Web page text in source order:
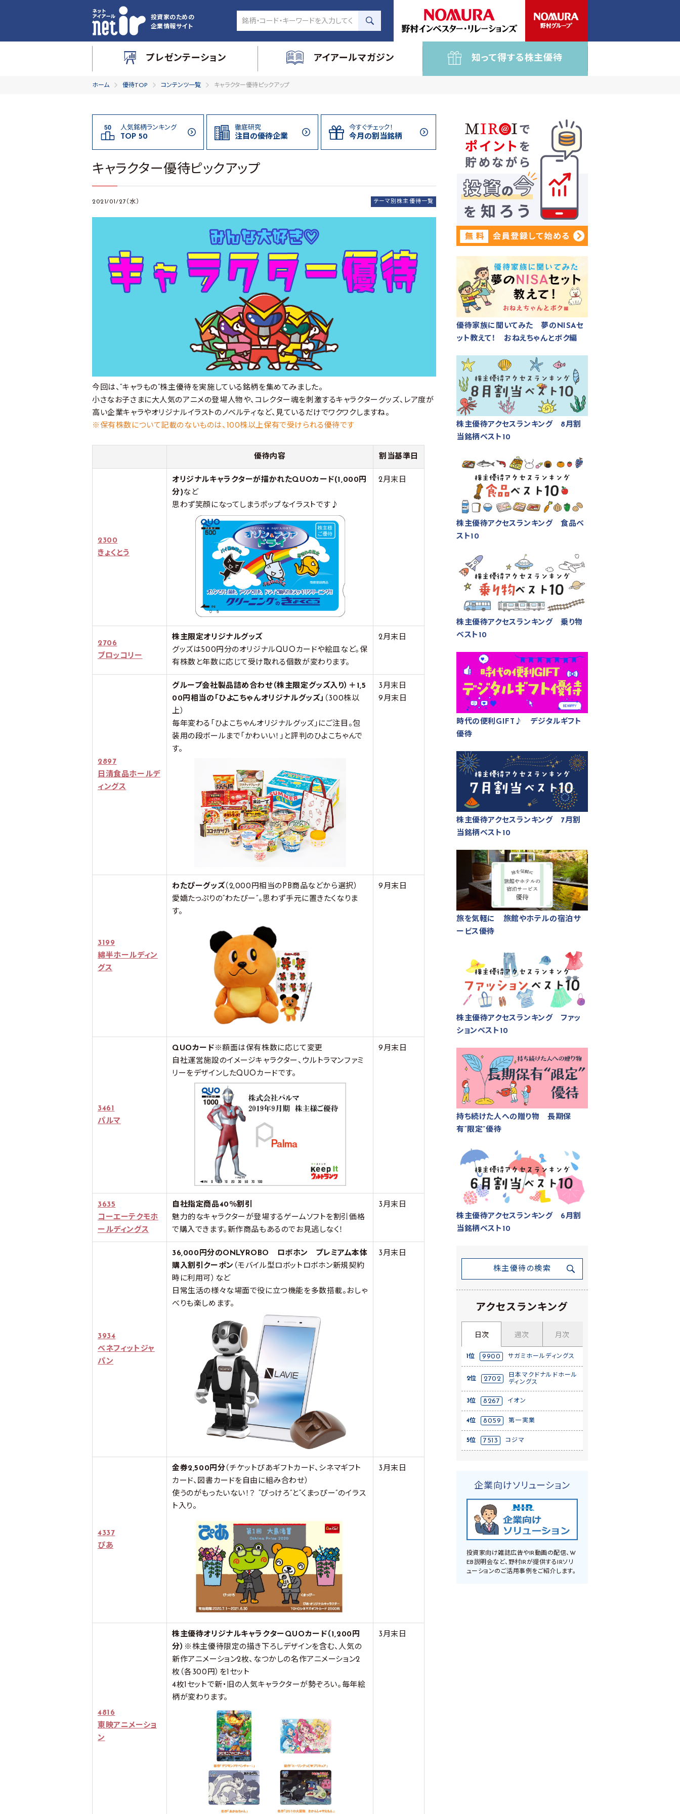
投資家のための
企業情報サイト
プレゼンテーション アイアールマガジン 知って得する株主優待
ホーム 優待TOP コンテンツ一覧 キャラクター優待ピックアップ
人気銘柄ランキング
TOP 50
徹底研究
注目の優待企業
今すぐチェック！
今月の割当銘柄
キャラクター優待ピックアップ
2021/01/27（水） テーマ別株主優待一覧
今回は、“キャラもの”株主優待を実施している銘柄を集めてみました。
小さなお子さまに大人気のアニメの登場人物や、コレクター魂を刺激するキャラクターグッズ、レア度が
高い企業キャラやオリジナルイラストのノベルティなど、見ているだけでワクワクしますね。
※保有株数について記載のないものは、100株以上保有で受けられる優待です
優待内容 割当基準日
2300
きょくとう
オリジナルキャラクターが描かれたQUOカード(1,000円
分) など
思わず笑顔になってしまうポップなイラストです♪
2月末日
2706
ブロッコリー
株主限定オリジナルグッズ
グッズは500円分のオリジナルQUOカードや絵皿など。保
有株数と年数に応じて受け取れる個数が変わります。
2月末日
2897
日清食品ホールデ
ィングス
グループ会社製品詰め合わせ（株主限定グッズ入り）＋1,5
00円相当の「ひよこちゃんオリジナルグッズ」 （300株以
上）
毎年変わる「ひよこちゃんオリジナルグッズ」にご注目。包
装用の段ボールまで「かわいい！」と評判のひよこちゃんで
す。
3月末日
9月末日
3199
綿半ホールディン
グス
わたぴーグッズ （2,000円相当のPB商品などから選択）
愛嬌たっぷりの“わたぴー”。思わず手元に置きたくなりま
す。
9月末日
3461
パルマ
QUOカード ※額面は保有株数に応じて変更
自社運営施設のイメージキャラクター、ウルトラマンファミ
リーをデザインしたQUOカードです。
9月末日
3635
コーエーテクモホ
ールディングス
自社指定商品40％割引
魅力的なキャラクターが登場するゲームソフトを割引価格
で購入できます。新作商品もあるのでお見逃しなく！
3月末日
3934
ベネフィットジャ
パン
36,000円分のONLYROBO ロボホン プレミアム本体
購入割引クーポン （モバイル型ロボットロボホン新規契約
時に利用可）など
日常生活の様々な場面で役に立つ機能を多数搭載。おしゃ
べりも楽しめます。
3月末日
4337
ぴあ
金券2,500円分 （チケットぴあギフトカード、シネマギフト
カード、図書カードを自由に組み合わせ）
使うのがもったいない！？ “ぴっけろ”と“くまっぴー”のイラス
ト入り。
3月末日
4816
東映アニメーショ
ン
株主優待オリジナルキャラクターQUOカード（1,200円
分）※ 株主優待限定の描き下ろしデザインを含む、人気の
新作アニメーション2枚、なつかしの名作アニメーション2
枚（各300円）を1セット
4枚1セットで新・旧の人気キャラクターが勢ぞろい。毎年絵
柄が変わります。
3月末日
優待家族に聞いてみた 夢のNISAセ
ット教えて！ おねえちゃんとボク編
株主優待アクセスランキング 8月割
当銘柄ベスト10
株主優待アクセスランキング 食品ベ
スト10
株主優待アクセスランキング 乗り物
ベスト10
時代の便利GIFT♪ デジタルギフト
優待
株主優待アクセスランキング 7月割
当銘柄ベスト10
旅を気軽に 旅館やホテルの宿泊サ
ービス優待
株主優待アクセスランキング ファッ
ションベスト10
持ち続けた人への贈り物 長期保
有“限定”優待
株主優待アクセスランキング 6月割
当銘柄ベスト10
株主優待の検索
アクセスランキング
日次 週次 月次
1位 9900 サガミホールディングス
2位 2702
日本マクドナルドホール
ディングス
3位 8267 イオン
4位 8059 第一実業
5位 7513 コジマ
企業向けソリューション
投資家向け雑誌広告やIR動画の配信、W
EB説明会など、野村IRが提供するIRソリ
ューションのご活用事例をご紹介します。